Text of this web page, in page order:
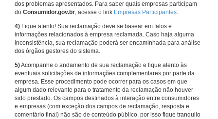
dos problemas apresentados. Para saber quais empresas participam
do Consumidor.gov.br, acesse o link Empresas Participantes.
4) Fique atento! Sua reclamação deve se basear em fatos e
informações relacionados à empresa reclamada. Caso haja alguma
inconsistência, sua reclamação poderá ser encaminhada para análise
dos órgãos gestores do sistema.
5)Acompanhe o andamento de sua reclamação e fique atento às
eventuais solicitações de informações complementares por parte da
empresa. Esse procedimento pode ocorrer para os casos em que
algum dado relevante para o tratamento da reclamação não houver
sido prestado. Os campos destinados à interação entre consumidores
e empresas (com exceção dos campos de reclamação, resposta e
comentário final) não são de conteúdo público, por isso fique tranquilo